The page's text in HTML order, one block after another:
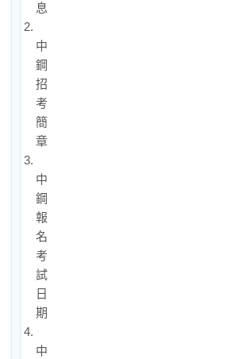
息
2.
中
鋼
招
考
簡
章
3.
中
鋼
報
名
考
試
日
期
4.
中